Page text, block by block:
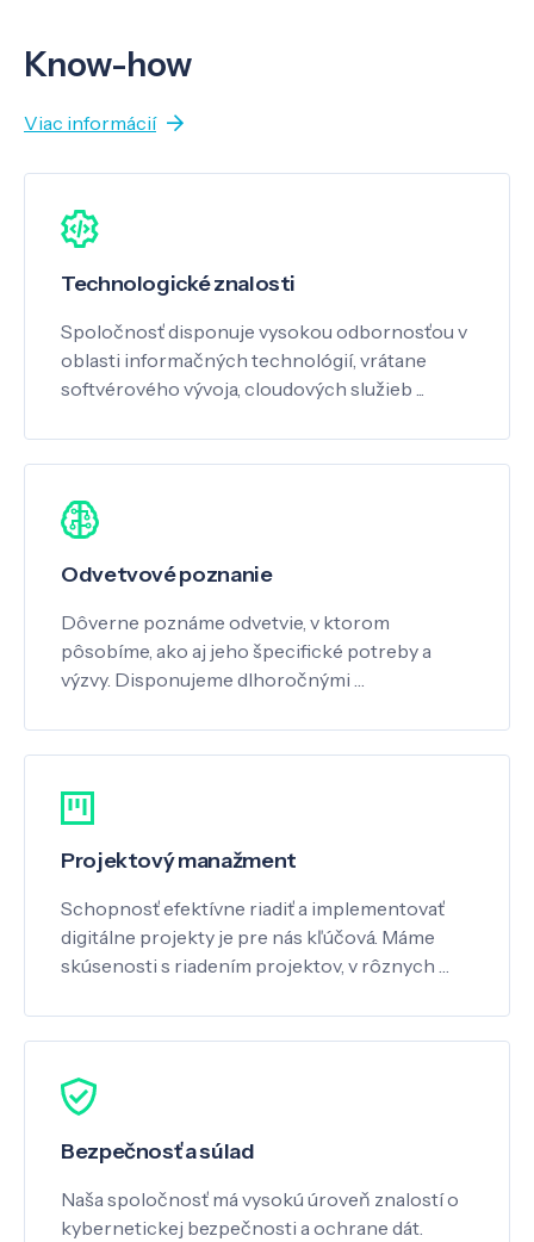
Know-how
Viac informácií
Technologické znalosti
Spoločnosť disponuje vysokou odbornosťou v
oblasti informačných technológií, vrátane
softvérového vývoja, cloudových služieb ...
Odvetvové poznanie
Dôverne poznáme odvetvie, v ktorom
pôsobíme, ako aj jeho špecifické potreby a
výzvy. Disponujeme dlhoročnými …
Projektový manažment
Schopnosť efektívne riadiť a implementovať
digitálne projekty je pre nás kľúčová. Máme
skúsenosti s riadením projektov, v rôznych …
Bezpečnosť a súlad
Naša spoločnosť má vysokú úroveň znalostí o
kybernetickej bezpečnosti a ochrane dát.